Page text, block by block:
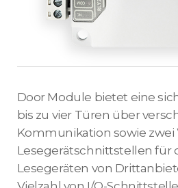
Door Module bietet eine
bis zu vier Türen über
Kommunikation sowie zwei
Lesegerätschnittstellen für
Lesegeräten von